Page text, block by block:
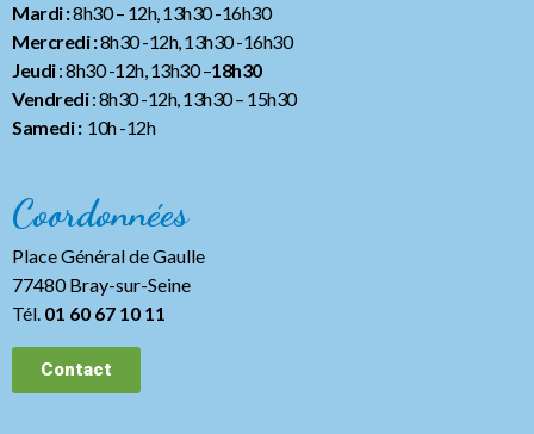
Mardi :8h30 – 12h, 13h30 -16h30
Mercredi :8h30 -12h, 13h30 -16h30
Jeudi: 8h30 -12h, 13h30 –18h30
Vendredi: 8h30 -12h, 13h30– 15h30
Samedi :10h -12h
Coordonnées
Place Général de Gaulle
77480 Bray-sur-Seine
Tél. 01 60 67 10 11
Contact